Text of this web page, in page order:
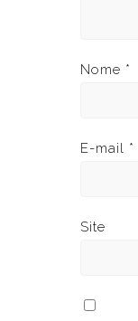
Nome *
E-mail *
Site